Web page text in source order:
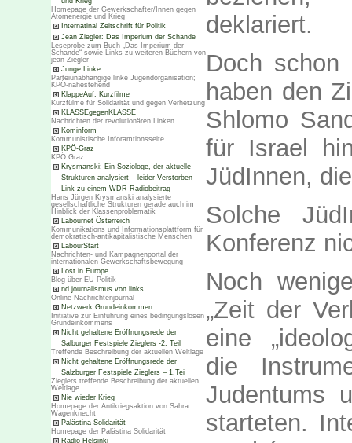
Homepage der Gewerkschafter/Innen gegen
Atomenergie und Krieg
Internatinal Zeitschrift für Politik
Jean Ziegler: Das Imperium der Schande
Leseprobe zum Buch „Das Imperium der
Schande“ sowie Links zu weiteren Büchern von
jean Ziegler
Junge Linke
Parteiunabhängige linke Jugendorganisation;
KPÖ-nahestehend
KlappeAuf: Kurzfilme
Kurzfülme für Solidarität und gegen Verhetzung
KLASSEgegenKLASSE
Nachrichten der revolutionären Linken
Kominform
Kommunistische Inforamtionsseite
KPÖ-Graz
KPÖ Graz
Krysmanski: Ein Soziologe, der aktuelle
Strukturen analysiert – leider Verstorben –
Link zu einem WDR-Radiobeitrag
Hans Jürgen Krysmanski analysierte
gesellschaftliche Strukturen gerade auch im
Hinblick der Klassenproblematik
Labournet Österreich
Kommunikations und Informationsplattform für
demokratisch-antikapitalistische Menschen
LabourStart
Nachrichten- und Kampagnenportal der
internationalen Gewerkschaftsbewegung
Lost in Europe
Blog über EU-Politik
nd journalismus von links
Online-Nachrichtenjournal
Netzwerk Grundeinkommen
Initiative zur Einführung eines bedingungslosen
Grundeinkommens
Nicht gehaltene Eröffnungsrede der
Salburger Festspiele Zieglers -2. Teil
Treffende Beschreibung der aktuellen Weltlage
Nicht gehaltene Eröffnungsrede der
Salzburger Festspiele Zieglers – 1.Tei
Zieglers treffende Beschreibung der aktuellen
Weltlage
Nie wieder Krieg
Homepage der Antikriegsaktion von Sahra
Wagenknecht
Palästina Solidarität
Homepage der Palästina Solidarität
Radio Helsinki
deklariert.
Doch schon
haben den
Shlomo
für Israel
JüdInnen,
Solche
Konferenz
Noch
„Zeit der
eine
die
Judentums
starteten.